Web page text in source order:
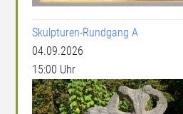
Skulpturen-Rundgang A
04.09.2026
15:00 Uhr